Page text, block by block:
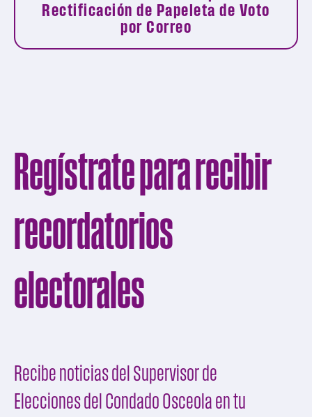
Rectificación de Papeleta de Voto
por Correo
Regístrate para recibir
recordatorios
electorales
Recibe noticias del Supervisor de
Elecciones del Condado Osceola en tu